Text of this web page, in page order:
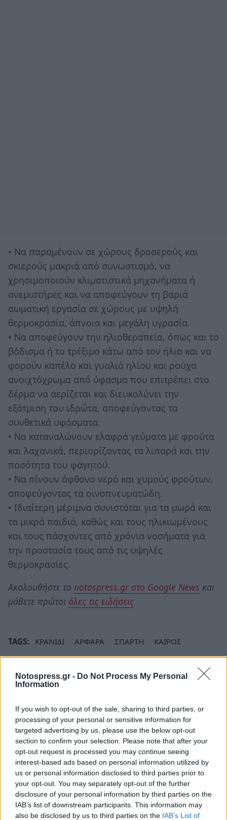
Notospress.gr - Do Not Process My Personal
Information
If you wish to opt-out of the sale, sharing to third parties, or
processing of your personal or sensitive information for
targeted advertising by us, please use the below opt-out
section to confirm your selection. Please note that after your
opt-out request is processed you may continue seeing
interest-based ads based on personal information utilized by
us or personal information disclosed to third parties prior to
your opt-out. You may separately opt-out of the further
disclosure of your personal information by third parties on the
IAB’s list of downstream participants. This information may
also be disclosed by us to third parties on the IAB’s List of
• Να παραμένουν σε χώρους δροσερούς και
σκιερούς μακριά από συνωστισμό, να
χρησιμοποιούν κλιματιστικά μηχανήματα ή
ανεμιστήρες και να αποφεύγουν τη βαριά
σωματική εργασία σε χώρους με υψηλή
θερμοκρασία, άπνοια και μεγάλη υγρασία.
• Να αποφεύγουν την ηλιοθεραπεία, όπως και το
βάδισμα ή το τρέξιμο κάτω από τον ήλιο και να
φορούν καπέλο και γυαλιά ηλίου και ρούχα
ανοιχτόχρωμα από ύφασμα που επιτρέπει στο
δέρμα να αερίζεται και διευκολύνει την
εξάτμιση του ιδρώτα, αποφεύγοντας τα
συνθετικά υφάσματα.
• Να καταναλώνουν ελαφρά γεύματα με φρούτα
και λαχανικά, περιορίζοντας τα λιπαρά και την
ποσότητα του φαγητού.
• Να πίνουν άφθονο νερό και χυμούς φρούτων,
αποφεύγοντας τα οινοπνευματώδη.
• Ιδιαίτερη μέριμνα συνιστάται για τα μωρά και
τα μικρά παιδιά, καθώς και τους ηλικιωμένους
και τους πάσχοντες από χρόνια νοσήματα για
την προστασία τους από τις υψηλές
θερμοκρασίες.
Ακολουθήστε το notospress.gr στο Google News και
μάθετε πρώτοι όλες τις ειδήσεις
TAGS: ΚΡΑΝΙΔΙ ΑΡΦΑΡΑ ΣΠΑΡΤΗ
ΚΑΙΡΟΣ
ΚΑΥΣΩΝΑΣ